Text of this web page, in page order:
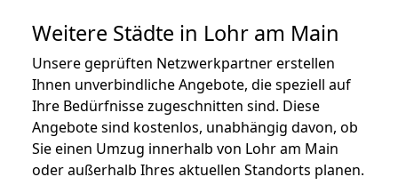
Weitere Städte in Lohr am Main
Unsere geprüften Netzwerkpartner erstellen
Ihnen unverbindliche Angebote, die speziell auf
Ihre Bedürfnisse zugeschnitten sind. Diese
Angebote sind kostenlos, unabhängig davon, ob
Sie einen Umzug innerhalb von Lohr am Main
oder außerhalb Ihres aktuellen Standorts planen.